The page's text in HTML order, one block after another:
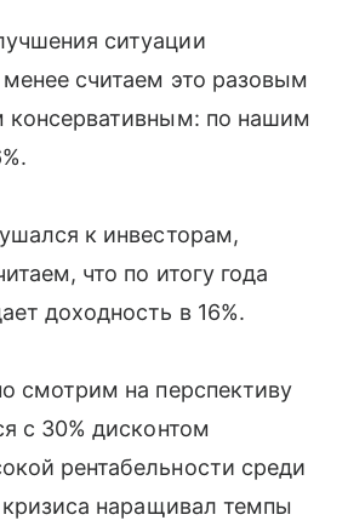
ситуации
считаем это разовым
консервативным: по нашим
к инвесторам,
что по итогу года
доходность в 16%.
смотрим на перспективу
с 30% дисконтом
рентабельности среди
наращивал темпы